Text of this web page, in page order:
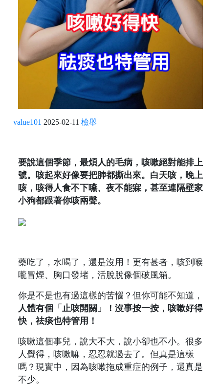
value101 2025-02-11 檢舉
要說這個季節，最煩人的毛病，咳嗽絕對能排上
號。咳起來好像要把肺都撕出來。白天咳，晚上
咳，咳得人食不下嚥、夜不能寐，甚至連隔壁家
小狗都跟著你咳兩聲。
藥吃了，水喝了，還是沒用！更有甚者，咳到喉
嚨冒煙、胸口發堵，活脫脫像個破風箱。
你是不是也有過這樣的苦惱？但你可能不知道，
人體有個「止咳開關」！沒事按一按，咳嗽好得
快，祛痰也特管用！
咳嗽這個事兒，說大不大，說小卻也不小。很多
人覺得，咳嗽嘛，忍忍就過去了。但真是這樣
嗎？現實中，因為咳嗽拖成重症的例子，還真是
不少。